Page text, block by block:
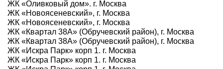
ЖК «Оливковый дом». г. Москва
ЖК «Новоясеневский», г. Москва
ЖК «Новоясеневский», г. Москва
ЖК «Квартал 38А» (Обручевский район), г. Москва
ЖК «Квартал 38А» (Обручевский район), г. Москва
ЖК «Искра Парк» корп 1. г. Москва
ЖК «Искра Парк» корп 1. г. Москва